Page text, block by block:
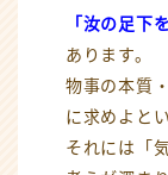
「汝の足下
あります。
物事の本質
に求めよと
それには「